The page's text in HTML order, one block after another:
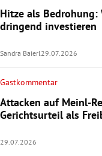
Hitze als
dringend investieren
Sandra Baierl29.07.2026
Gastkommentar
Attacken auf Meinl-
Gerichtsurteil als
29.07.2026